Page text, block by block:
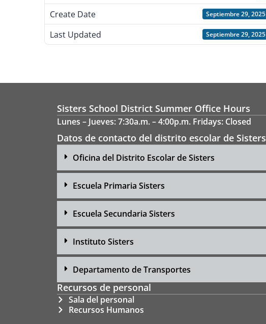
Create Date Septiembre 29, 2025
Last Updated Septiembre 29, 2025
Sisters School District Summer Office Hours
Lunes – Jueves: 7:30a.m. – 4:00p.m. Fridays: Closed
Datos de contacto del distrito escolar de Sisters
Oficina del Distrito Escolar de Sisters
Escuela Primaria Sisters
Escuela Secundaria Sisters
Instituto Sisters
Departamento de Transportes
Recursos de personal
Sala del personal
Recursos Humanos